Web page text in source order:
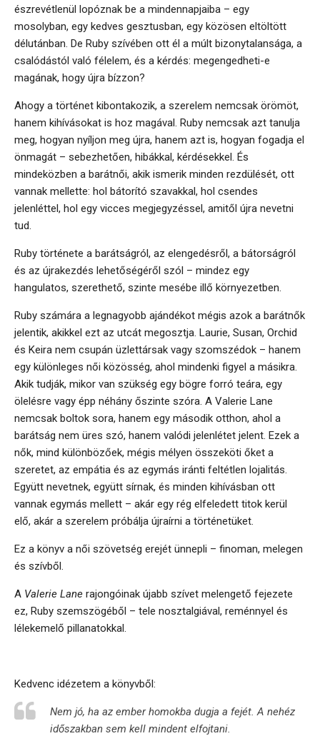
észrevétlenül lopóznak be a mindennapjaiba – egy
mosolyban, egy kedves gesztusban, egy közösen eltöltött
délutánban. De Ruby szívében ott él a múlt bizonytalansága, a
csalódástól való félelem, és a kérdés: megengedheti-e
magának, hogy újra bízzon?
Ahogy a történet kibontakozik, a szerelem nemcsak örömöt,
hanem kihívásokat is hoz magával. Ruby nemcsak azt tanulja
meg, hogyan nyíljon meg újra, hanem azt is, hogyan fogadja el
önmagát – sebezhetően, hibákkal, kérdésekkel. És
mindeközben a barátnői, akik ismerik minden rezdülését, ott
vannak mellette: hol bátorító szavakkal, hol csendes
jelenléttel, hol egy vicces megjegyzéssel, amitől újra nevetni
tud.
Ruby története a barátságról, az elengedésről, a bátorságról
és az újrakezdés lehetőségéről szól – mindez egy
hangulatos, szerethető, szinte mesébe illő környezetben.
Ruby számára a legnagyobb ajándékot mégis azok a barátnők
jelentik, akikkel ezt az utcát megosztja. Laurie, Susan, Orchid
és Keira nem csupán üzlettársak vagy szomszédok – hanem
egy különleges női közösség, ahol mindenki figyel a másikra.
Akik tudják, mikor van szükség egy bögre forró teára, egy
ölelésre vagy épp néhány őszinte szóra. A Valerie Lane
nemcsak boltok sora, hanem egy második otthon, ahol a
barátság nem üres szó, hanem valódi jelenlétet jelent. Ezek a
nők, mind különbözőek, mégis mélyen összeköti őket a
szeretet, az empátia és az egymás iránti feltétlen lojalitás.
Együtt nevetnek, együtt sírnak, és minden kihívásban ott
vannak egymás mellett – akár egy rég elfeledett titok kerül
elő, akár a szerelem próbálja újraírni a történetüket.
Ez a könyv a női szövetség erejét ünnepli – finoman, melegen
és szívből.
A Valerie Lane rajongóinak újabb szívet melengető fejezete
ez, Ruby szemszögéből – tele nosztalgiával, reménnyel és
lélekemelő pillanatokkal.
Kedvenc idézetem a könyvből:
Nem jó, ha az ember homokba dugja a fejét.A nehéz
időszakban sem kell mindent elfojtani.